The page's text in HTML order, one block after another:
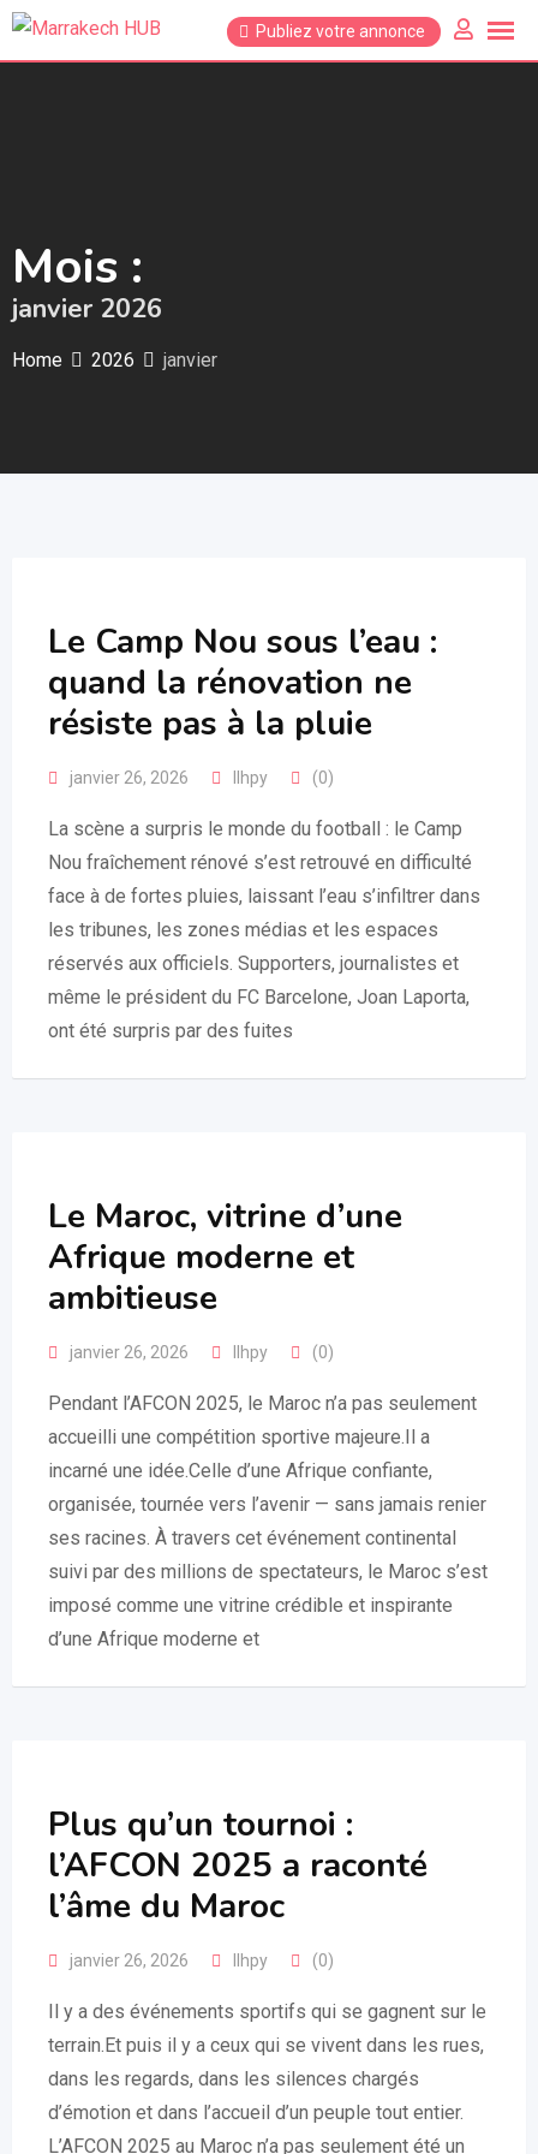
Skip
Publiez votre annonce
Mois :
janvier 2026
Home 2026 janvier
Le Camp Nou sous l’eau :
quand la rénovation ne
résiste pas à la pluie
janvier 26, 2026 llhpy (0)
La scène a surpris le monde du football : le Camp
Nou fraîchement rénové s’est retrouvé en difficulté
face à de fortes pluies, laissant l’eau s’infiltrer dans
les tribunes, les zones médias et les espaces
réservés aux officiels. Supporters, journalistes et
même le président du FC Barcelone, Joan Laporta,
ont été surpris par des fuites
Le Maroc, vitrine d’une
Afrique moderne et
ambitieuse
janvier 26, 2026 llhpy (0)
Pendant l’AFCON 2025, le Maroc n’a pas seulement
accueilli une compétition sportive majeure.Il a
incarné une idée.Celle d’une Afrique confiante,
organisée, tournée vers l’avenir — sans jamais renier
ses racines. À travers cet événement continental
suivi par des millions de spectateurs, le Maroc s’est
imposé comme une vitrine crédible et inspirante
d’une Afrique moderne et
Plus qu’un tournoi :
l’AFCON 2025 a raconté
l’âme du Maroc
janvier 26, 2026 llhpy (0)
Il y a des événements sportifs qui se gagnent sur le
terrain.Et puis il y a ceux qui se vivent dans les rues,
dans les regards, dans les silences chargés
d’émotion et dans l’accueil d’un peuple tout entier.
L’AFCON 2025 au Maroc n’a pas seulement été un